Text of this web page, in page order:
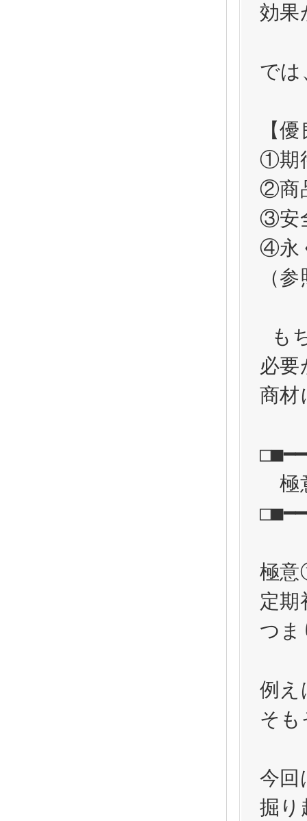
効果
では
【
①期
②商
③安
④永
（
必
商材
極
極意
定期
つま
例え
そ
今回
掘り